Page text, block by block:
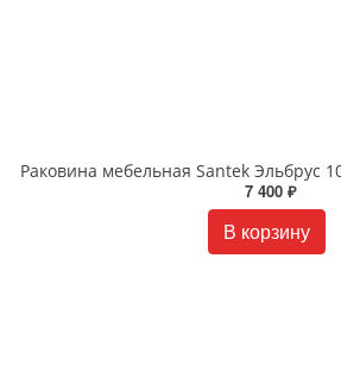
7 400 ₽
В корзину